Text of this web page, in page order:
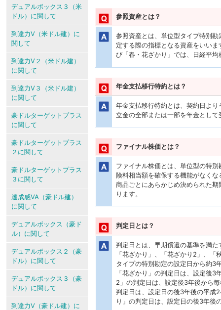
参照資産とは？
参照資産とは、単位型タイプ特別
定する際の指標となる資産をいい
び「春・花ざかり」では、日経平
年金支払移行特約とは？
年金支払移行特約とは、契約日よ
立金の全部または一部を年金とし
ファイナル株価とは？
ファイナル株価とは、単位型の特
険料相当額を確保する機能がなく
商品ごとにあらかじめ決められた
ります。
判定日とは？
判定日とは、早期償還の基準を満
「花ざかり」、「花ざかり2」、
タイプの特別勘定の設定日から約3
「花ざかり」の判定日は、設定後
2」の判定日は、設定後3年後から
判定日は、設定日の後3年後の平成
り」の判定日は、設定日の後3年後
デュアルボックス３（米
ドル）に関して
到達力V（米ドル建）に
関して
到達力V２（米ドル建）
に関して
到達力V３（米ドル建）
に関して
豪ドルターゲットプラス
に関して
豪ドルターゲットプラス
２に関して
豪ドルターゲットプラス
３に関して
達成感VA（豪ドル建）
に関して
デュアルボックス（豪ド
ル）に関して
デュアルボックス２（豪
ドル）に関して
デュアルボックス３（豪
ドル）に関して
到達力V（豪ドル建）に